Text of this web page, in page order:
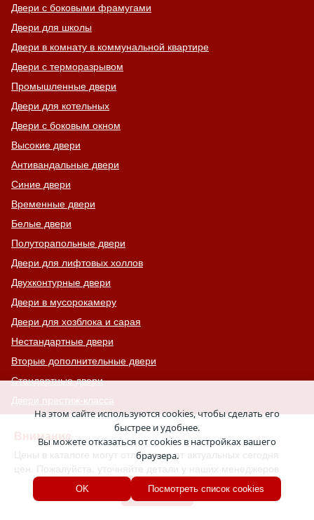
Внимание
Цены в каталоге могут отличаться от актуальных сегодня
цен. Пожалуйста, уточняйте детали у наших менеджеров.
Хорошо
Двери с боковыми фрамугами
Двери для школы
Двери в комнату в коммунальной квартире
Двери с терморазрывом
Промышленные двери
Двери для котельных
Двери с боковым окном
Высокие двери
Антивандальные двери
Синие двери
Временные двери
Белые двери
Полуторапольные двери
Двери для лифтовых холлов
Двухконтурные двери
Двери в мусорокамеру
Двери для хозблока и сарая
Нестандартные двери
Вторые дополнительные двери
Стандартные двери
Двери престиж-класса
Двери комфорт-класса
Двери с 4-ым классом защиты
С узким стеклом
Двери на лестничную площадку
Остекленные противопожарные двери
На этом сайте используются cookies, чтобы сделать его
быстрее и удобнее.
Вы можете отказаться от cookies в настройках вашего
браузера.
OK Посмотреть список cookies